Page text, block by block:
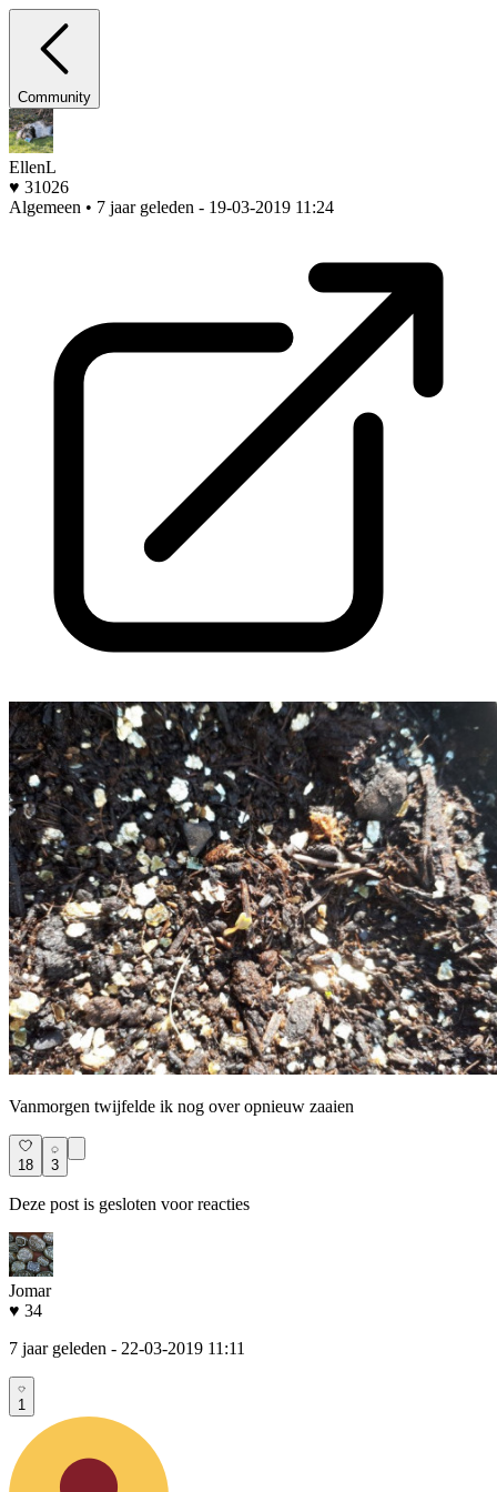
Community
EllenL
♥ 31026
Algemeen • 7 jaar geleden - 19-03-2019 11:24
Vanmorgen twijfelde ik nog over opnieuw zaaien
18 3
Deze post is gesloten voor reacties
Jomar
♥ 34
7 jaar geleden - 22-03-2019 11:11
1